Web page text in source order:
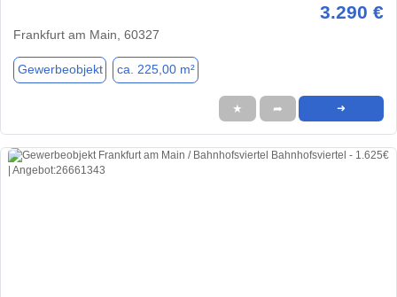
3.290 €
Frankfurt am Main, 60327
Gewerbeobjekt ca. 225,00 m²
★ ➦ ➜